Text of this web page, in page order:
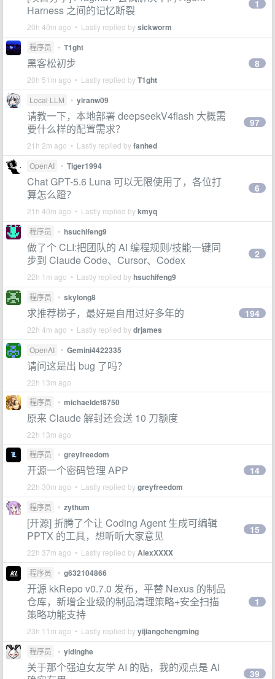
Harness 之间的记忆断裂
20h 40m ago • Lastly replied bysickworm
1
程序员 • T1ght
黑客松初步
20h 51m ago • Lastly replied byT1ght
8
Local LLM • yiranw09
请教一下，本地部署 deepseekV4flash 大概需
要什么样的配置需求？
21h 2m ago • Lastly replied byfanhed
97
OpenAI • Tiger1994
Chat GPT-5.6 Luna 可以无限使用了，各位打
算怎么蹬？
21h 40m ago • Lastly replied bykmyq
6
程序员 • hsuchifeng9
做了个 CLI:把团队的 AI 编程规则/技能一键同
步到 Claude Code、Cursor、Codex
22h 1m ago • Lastly replied byhsuchifeng9
2
程序员 • skylong8
求推荐梯子，最好是自用过好多年的
22h 4m ago • Lastly replied bydrjames
194
OpenAI • Gemini4422335
请问这是出 bug 了吗？
22h 13m ago
程序员
• michaeldef8750
原来 Claude 解封还会送 10 刀额度
22h 13m ago
程序员
• greyfreedom
开源一个密码管理 APP
22h 30m ago • Lastly replied bygreyfreedom
14
程序员 • zythum
[开源] 折腾了个让 Coding Agent 生成可编辑
PPTX 的工具，想听听大家意见
22h 37m ago • Lastly replied byAlexXXXX
15
程序员 • g632104866
开源 kkRepo v0.7.0 发布，平替 Nexus 的制品
仓库，新增企业级的制品清理策略+安全扫描
策略功能支持
23h 11m ago • Lastly replied byyijiangchengming
1
程序员 • yidinghe
关于那个强迫女友学 AI 的贴，我的观点是 AI
39